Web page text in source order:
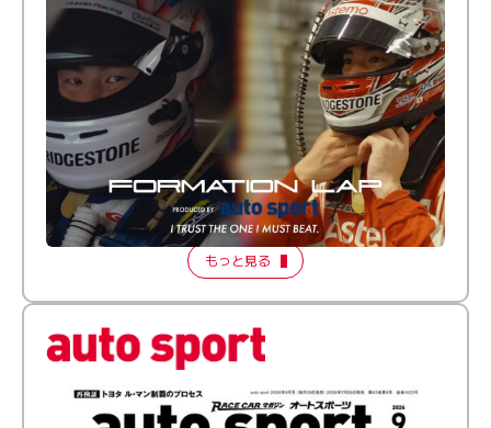
倒す相手を、信じてる。小林利徠斗 × 野村勇斗
【FORMATION LAP Produced by auto sport】
2026 Episode 2
もっと見る